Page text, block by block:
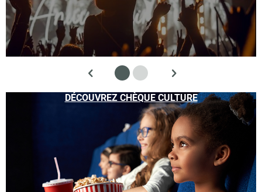
DÉCOUVREZ CHÈQUE CULTURE